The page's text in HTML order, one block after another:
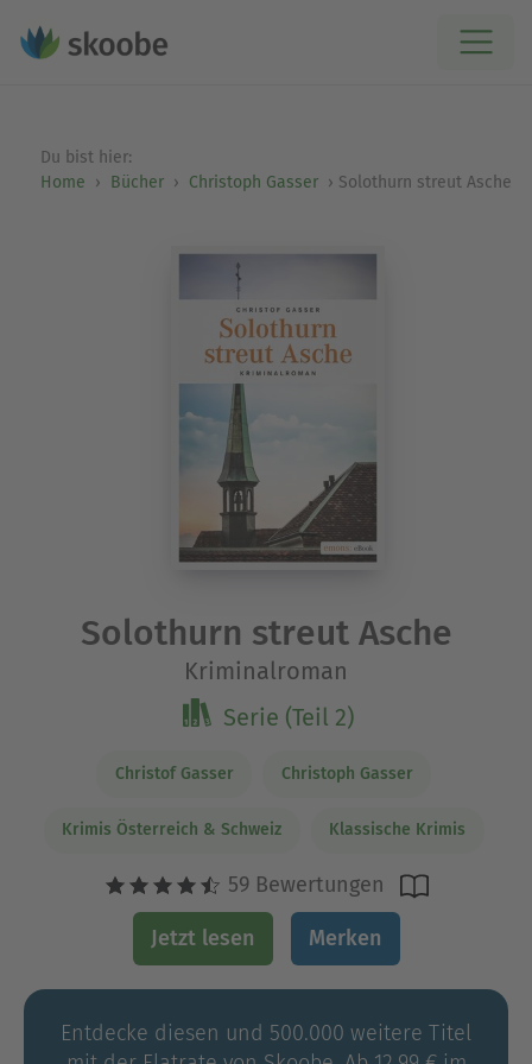
Du bist hier:
Home
Bücher Christoph Gasser Solothurn streut Asche
Solothurn streut Asche
Kriminalroman
Serie (Teil 2)
Christof Gasser Christoph Gasser
Krimis Österreich & Schweiz Klassische Krimis
59 Bewertungen
Jetzt lesen Merken
Entdecke diesen und 500.000 weitere Titel